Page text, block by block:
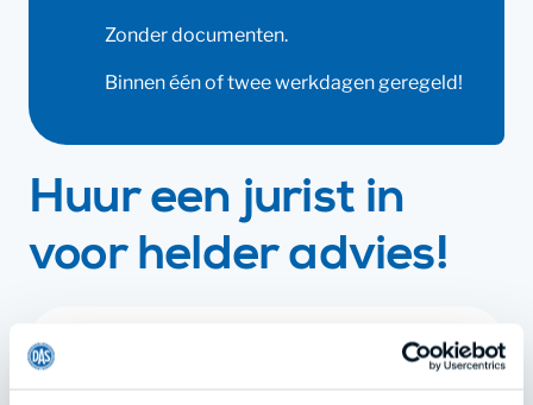
Zonder documenten.
Binnen één of twee werkdagen geregeld!
Huur een jurist in
voor helder advies!